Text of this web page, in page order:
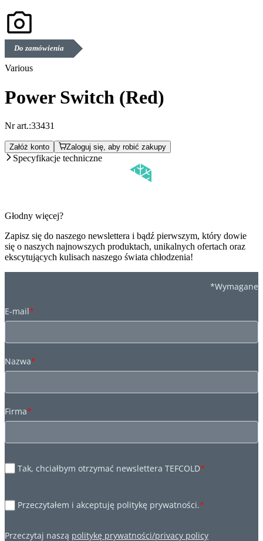
Do zamówienia
Various
Power Switch (Red)
Nr art.:33431
Załóż konto Zaloguj się, aby robić zakupy
Specyfikacje techniczne
Głodny więcej?
Zapisz się do naszego newslettera i bądź pierwszym, który dowie
się o naszych najnowszych produktach, unikalnych ofertach oraz
ekscytujących kulisach naszego świata chłodzenia!
*Wymagane
E-mail*
Nazwa*
Firma*
Tak, chciałbym otrzymać newslettera TEFCOLD*
Przeczytałem i akceptuję politykę prywatności.*
Przeczytaj naszą politykę prywatności/privacy policy